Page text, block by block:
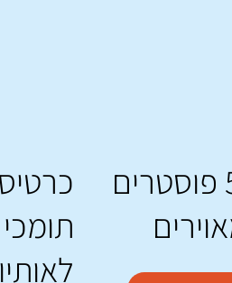
5 פוסטרים
תומכי